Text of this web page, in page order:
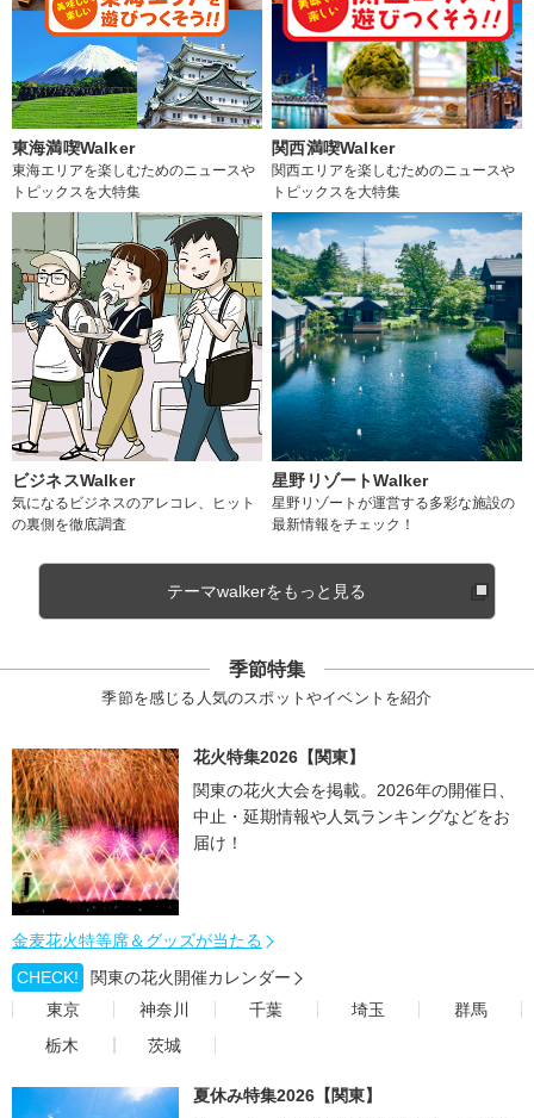
東海満喫Walker
東海エリアを楽しむためのニュースや
トピックスを大特集
関西満喫Walker
関西エリアを楽しむためのニュースや
トピックスを大特集
ビジネスWalker
気になるビジネスのアレコレ、ヒット
の裏側を徹底調査
星野リゾートWalker
星野リゾートが運営する多彩な施設の
最新情報をチェック！
テーマwalkerをもっと見る
季節特集
季節を感じる人気のスポットやイベントを紹介
花火特集2026【関東】
関東の花火大会を掲載。2026年の開催日、
中止・延期情報や人気ランキングなどをお
届け！
金麦花火特等席＆グッズが当たる
CHECK!
関東の花火開催カレンダー
東京
神奈川 千葉 埼玉
群馬
栃木
茨城
夏休み特集2026【関東】